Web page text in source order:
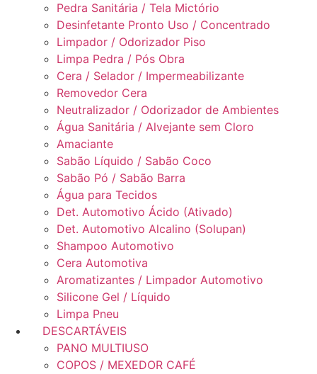
Pedra Sanitária / Tela Mictório
Desinfetante Pronto Uso / Concentrado
Limpador / Odorizador Piso
Limpa Pedra / Pós Obra
Cera / Selador / Impermeabilizante
Removedor Cera
Neutralizador / Odorizador de Ambientes
Água Sanitária / Alvejante sem Cloro
Amaciante
Sabão Líquido / Sabão Coco
Sabão Pó / Sabão Barra
Água para Tecidos
Det. Automotivo Ácido (Ativado)
Det. Automotivo Alcalino (Solupan)
Shampoo Automotivo
Cera Automotiva
Aromatizantes / Limpador Automotivo
Silicone Gel / Líquido
Limpa Pneu
DESCARTÁVEIS
PANO MULTIUSO
COPOS / MEXEDOR CAFÉ